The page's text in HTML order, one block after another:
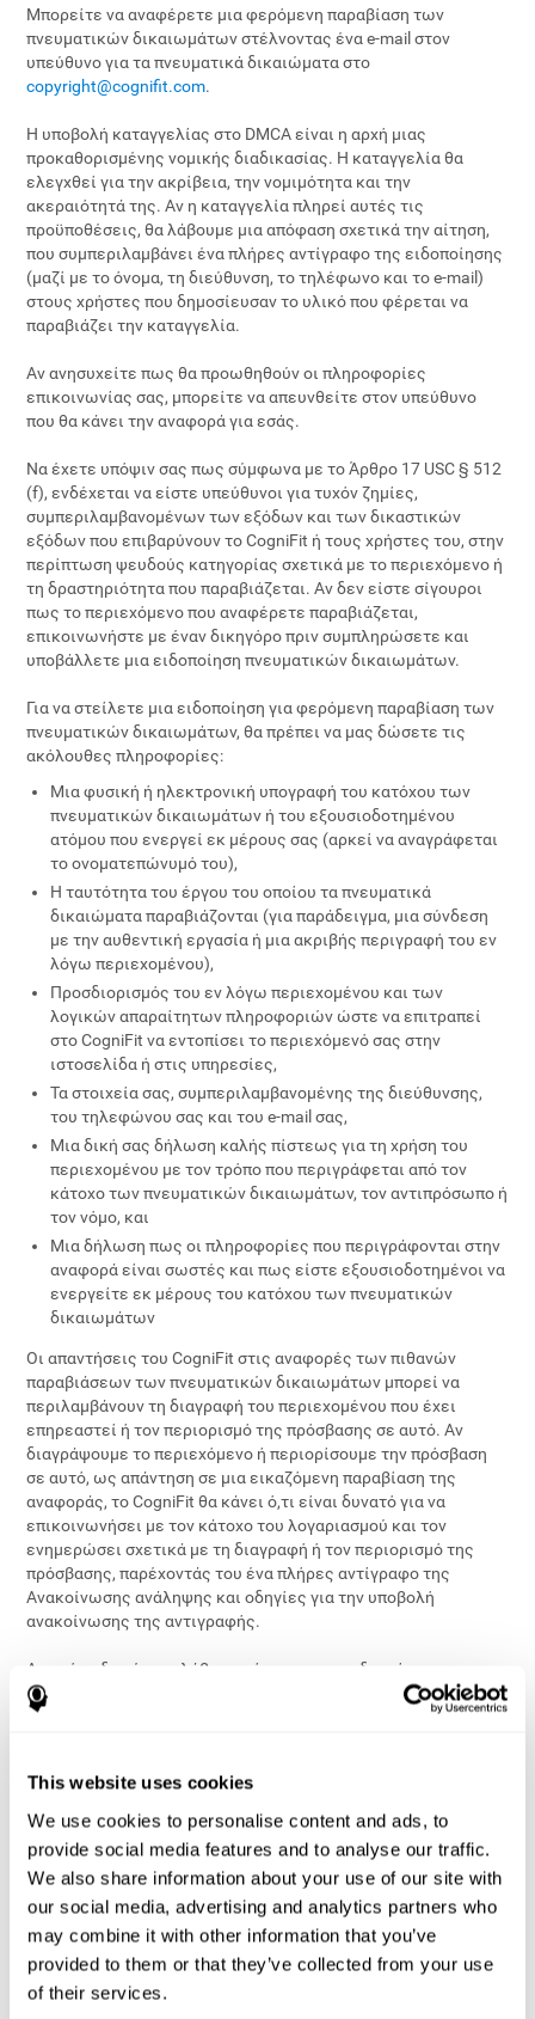
This website uses cookies
We use cookies to personalise content and ads, to
provide social media features and to analyse our traffic.
We also share information about your use of our site with
our social media, advertising and analytics partners who
may combine it with other information that you’ve
provided to them or that they’ve collected from your use
of their services.
Μπορείτε να αναφέρετε μια φερόμενη παραβίαση των
πνευματικών δικαιωμάτων στέλνοντας ένα e-mail στον
υπεύθυνο για τα πνευματικά δικαιώματα στο
copyright@cognifit.com.
Η υποβολή καταγγελίας στο DMCA είναι η αρχή μιας
προκαθορισμένης νομικής διαδικασίας. Η καταγγελία θα
ελεγχθεί για την ακρίβεια, την νομιμότητα και την
ακεραιότητά της. Αν η καταγγελία πληρεί αυτές τις
προϋποθέσεις, θα λάβουμε μια απόφαση σχετικά την αίτηση,
που συμπεριλαμβάνει ένα πλήρες αντίγραφο της ειδοποίησης
(μαζί με το όνομα, τη διεύθυνση, το τηλέφωνο και το e-mail)
στους χρήστες που δημοσίευσαν το υλικό που φέρεται να
παραβιάζει την καταγγελία.
Αν ανησυχείτε πως θα προωθηθούν οι πληροφορίες
επικοινωνίας σας, μπορείτε να απευνθείτε στον υπεύθυνο
που θα κάνει την αναφορά για εσάς.
Να έχετε υπόψιν σας πως σύμφωνα με το Άρθρο 17 USC § 512
(f), ενδέχεται να είστε υπεύθυνοι για τυχόν ζημίες,
συμπεριλαμβανομένων των εξόδων και των δικαστικών
εξόδων που επιβαρύνουν το CogniFit ή τους χρήστες του, στην
περίπτωση ψευδούς κατηγορίας σχετικά με το περιεχόμενο ή
τη δραστηριότητα που παραβιάζεται. Αν δεν είστε σίγουροι
πως το περιεχόμενο που αναφέρετε παραβιάζεται,
επικοινωνήστε με έναν δικηγόρο πριν συμπληρώσετε και
υποβάλλετε μια ειδοποίηση πνευματικών δικαιωμάτων.
Για να στείλετε μια ειδοποίηση για φερόμενη παραβίαση των
πνευματικών δικαιωμάτων, θα πρέπει να μας δώσετε τις
ακόλουθες πληροφορίες:
Μια φυσική ή ηλεκτρονική υπογραφή του κατόχου των
πνευματικών δικαιωμάτων ή του εξουσιοδοτημένου
ατόμου που ενεργεί εκ μέρους σας (αρκεί να αναγράφεται
το ονοματεπώνυμό του),
Η ταυτότητα του έργου του οποίου τα πνευματικά
δικαιώματα παραβιάζονται (για παράδειγμα, μια σύνδεση
με την αυθεντική εργασία ή μια ακριβής περιγραφή του εν
λόγω περιεχομένου),
Προσδιορισμός του εν λόγω περιεχομένου και των
λογικών απαραίτητων πληροφοριών ώστε να επιτραπεί
στο CogniFit να εντοπίσει το περιεχόμενό σας στην
ιστοσελίδα ή στις υπηρεσίες,
Τα στοιχεία σας, συμπεριλαμβανομένης της διεύθυνσης,
του τηλεφώνου σας και του e-mail σας,
Μια δική σας δήλωση καλής πίστεως για τη χρήση του
περιεχομένου με τον τρόπο που περιγράφεται από τον
κάτοχο των πνευματικών δικαιωμάτων, τον αντιπρόσωπο ή
τον νόμο, και
Μια δήλωση πως οι πληροφορίες που περιγράφονται στην
αναφορά είναι σωστές και πως είστε εξουσιοδοτημένοι να
ενεργείτε εκ μέρους του κατόχου των πνευματικών
δικαιωμάτων
Οι απαντήσεις του CogniFit στις αναφορές των πιθανών
παραβιάσεων των πνευματικών δικαιωμάτων μπορεί να
περιλαμβάνουν τη διαγραφή του περιεχομένου που έχει
επηρεαστεί ή τον περιορισμό της πρόσβασης σε αυτό. Αν
διαγράψουμε το περιεχόμενο ή περιορίσουμε την πρόσβαση
σε αυτό, ως απάντηση σε μια εικαζόμενη παραβίαση της
αναφοράς, το CogniFit θα κάνει ό,τι είναι δυνατό για να
επικοινωνήσει με τον κάτοχο του λογαριασμού και τον
ενημερώσει σχετικά με τη διαγραφή ή τον περιορισμό της
πρόσβασης, παρέχοντάς του ένα πλήρες αντίγραφο της
Ανακοίνωσης ανάληψης και οδηγίες για την υποβολή
ανακοίνωσης της αντιγραφής.
Αν ακόμα δεν έχετε λάβει αντίγραφο της ειδοποίησης των
πνευματικών δικαιωμάτων σχετικά με τη διαγραφή του
περιεχομένου του λογαριασμού σας, απαντήστε στην αναφορά
Υπό κατάλληλες προϋποθέσεις, το CogniFit μπορεί να
αναστείλει ή να προειδοποιήσει τους επαναλαμβανόμενους
παραβάτες και, σε πιο σοβαρές περιπτώσεις, να τερματίσει
οριστικά τους λογαριασμούς των χρηστών.
3. Παρουσιάση της προειδοποίησης
της αντιγραφής για μια απαίτηση
των πνευματικών δικαιωμάτων